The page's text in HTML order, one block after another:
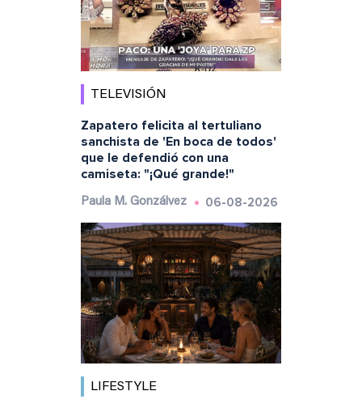
TELEVISIÓN
Zapatero felicita al tertuliano
sanchista de 'En boca de todos'
que le defendió con una
camiseta: "¡Qué grande!"
Paula M. Gonzálvez 06-08-2026
LIFESTYLE